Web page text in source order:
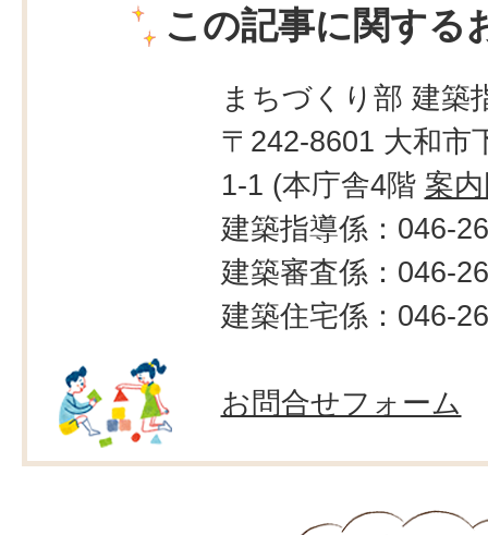
この記事に関する
まちづくり部 建築
〒242-8601 大和市
1-1 (本庁舎4階 案
建築指導係：046-
建築審査係：046-
建築住宅係：046-
お問合せフォーム